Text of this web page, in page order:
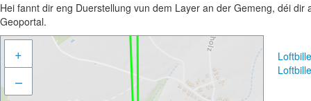
Hei fannt dir eng Duerstellung vun dem Layer an der Gemeng, déi
Geoportal.
+
–